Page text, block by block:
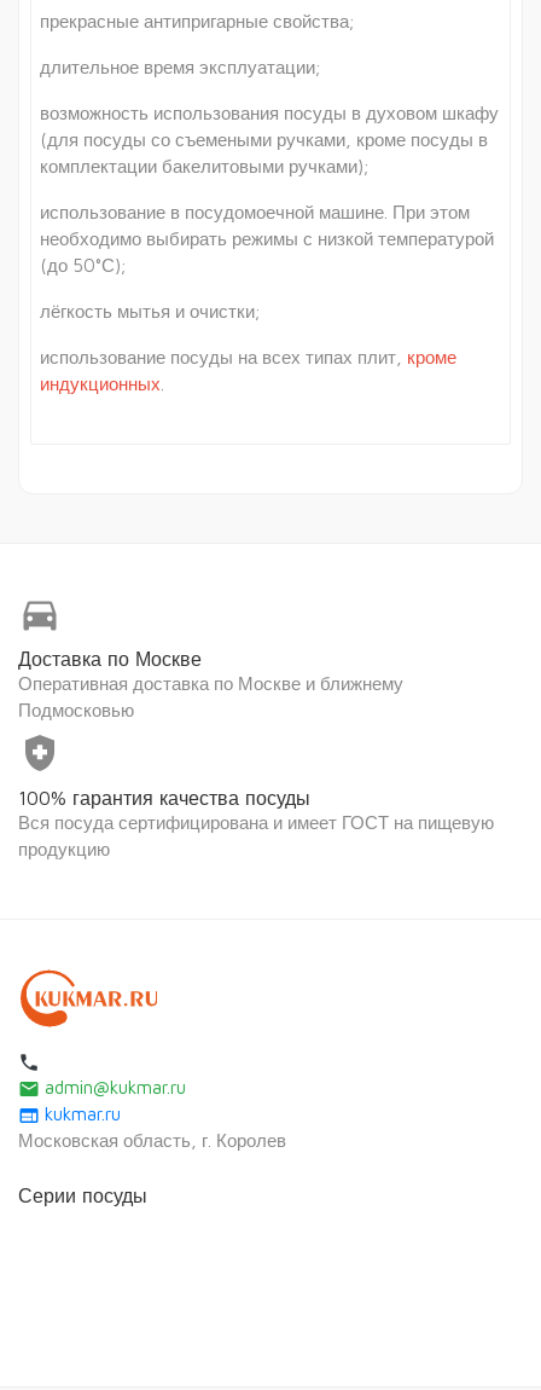
прекрасные антипригарные свойства;
длительное время эксплуатации;
возможность использования посуды в духовом шкафу
(для посуды со съемеными ручками, кроме посуды в
комплектации бакелитовыми ручками);
использование в посудомоечной машине. При этом
необходимо выбирать режимы с низкой температурой
(до 50°С);
лёгкость мытья и очистки;
использование посуды на всех типах плит, кроме
индукционных
directions_car
Доставка по Москве
Оперативная доставка по Москве и ближнему
Подмосковью
health_and_safety
100% гарантия качества посуды
Вся посуда сертифицирована и имеет ГОСТ на пищевую
продукцию
local_phone
email admin@kukmar.ru
web kukmar.ru
Московская область, г. Королев
Серии посуды